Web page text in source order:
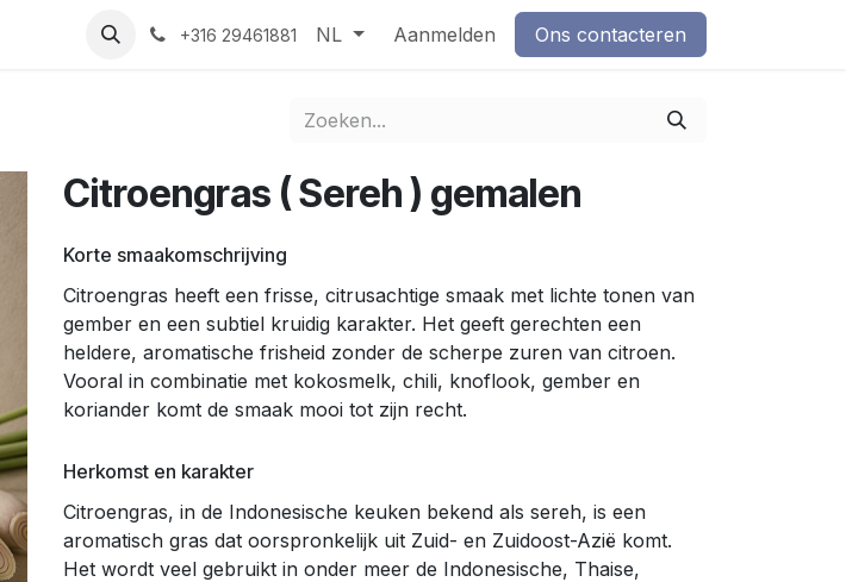
Contact +316 29461881 NL Aanmelden Ons contacteren
Citroengras ( Sereh ) gemalen
Korte smaakomschrijving
Citroengras heeft een frisse, citrusachtige smaak met lichte tonen van
gember en een subtiel kruidig karakter. Het geeft gerechten een
heldere, aromatische frisheid zonder de scherpe zuren van citroen.
Vooral in combinatie met kokosmelk, chili, knoflook, gember en
koriander komt de smaak mooi tot zijn recht.
Herkomst en karakter
Citroengras, in de Indonesische keuken bekend als sereh, is een
aromatisch gras dat oorspronkelijk uit Zuid- en Zuidoost-Azië komt.
Het wordt veel gebruikt in onder meer de Indonesische, Thaise,